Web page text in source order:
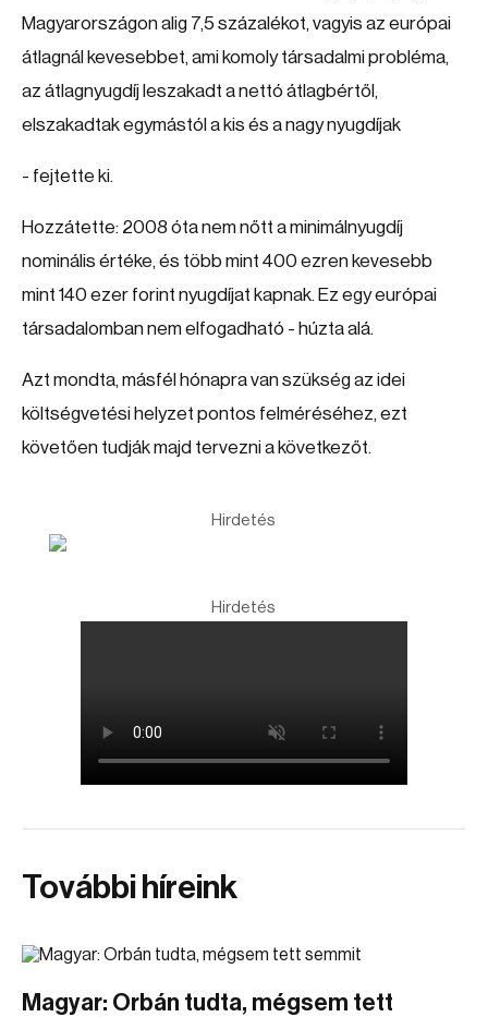
Magyarországon alig 7,5 százalékot, vagyis az európai
átlagnál kevesebbet, ami komoly társadalmi probléma,
az átlagnyugdíj leszakadt a nettó átlagbértől,
elszakadtak egymástól a kis és a nagy nyugdíjak
- fejtette ki.
Hozzátette: 2008 óta nem nőtt a minimálnyugdíj
nominális értéke, és több mint 400 ezren kevesebb
mint 140 ezer forint nyugdíjat kapnak. Ez egy európai
társadalomban nem elfogadható - húzta alá.
Azt mondta, másfél hónapra van szükség az idei
költségvetési helyzet pontos felméréséhez, ezt
követően tudják majd tervezni a következőt.
Hirdetés
Hirdetés
További híreink
Magyar: Orbán tudta, mégsem tett